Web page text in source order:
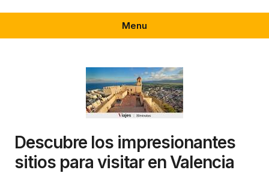
Menu
Descubre los impresionantes
sitios para visitar en Valencia